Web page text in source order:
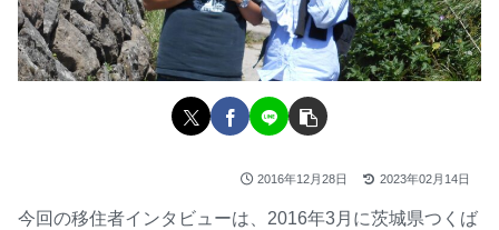
2016年12月28日 2023年02月14日
今回の移住者インタビューは、2016年3月に茨城県つくば